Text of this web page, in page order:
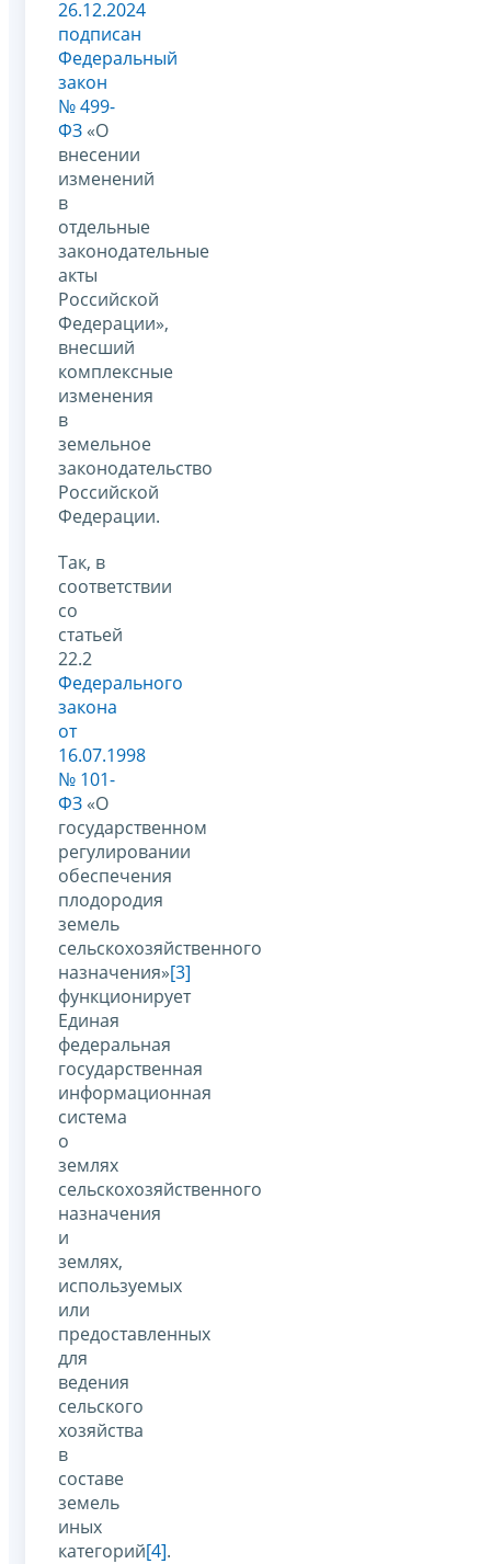
26.12.2024
подписан
Федеральный
закон
№ 499-
ФЗ «О
внесении
изменений
в
отдельные
законодательные
акты
Российской
Федерации»,
внесший
комплексные
изменения
в
земельное
законодательство
Российской
Федерации.
Так, в
соответствии
со
статьей
22.2
Федерального
закона
от
16.07.1998
№ 101-
ФЗ «О
государственном
регулировании
обеспечения
плодородия
земель
сельскохозяйственного
назначения»[3]
функционирует
Единая
федеральная
государственная
информационная
система
о
землях
сельскохозяйственного
назначения
и
землях,
используемых
или
предоставленных
для
ведения
сельского
хозяйства
в
составе
земель
иных
категорий[4].